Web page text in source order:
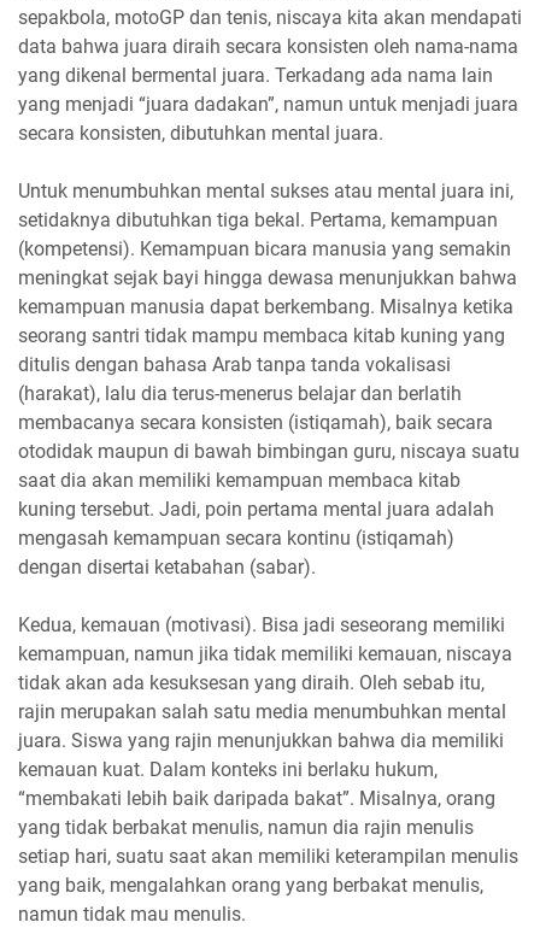
sepakbola, motoGP dan tenis, niscaya kita akan mendapati
data bahwa juara diraih secara konsisten oleh nama-nama
yang dikenal bermental juara. Terkadang ada nama lain
yang menjadi “juara dadakan”, namun untuk menjadi juara
secara konsisten, dibutuhkan mental juara.
Untuk menumbuhkan mental sukses atau mental juara ini,
setidaknya dibutuhkan tiga bekal. Pertama, kemampuan
(kompetensi). Kemampuan bicara manusia yang semakin
meningkat sejak bayi hingga dewasa menunjukkan bahwa
kemampuan manusia dapat berkembang. Misalnya ketika
seorang santri tidak mampu membaca kitab kuning yang
ditulis dengan bahasa Arab tanpa tanda vokalisasi
(harakat), lalu dia terus-menerus belajar dan berlatih
membacanya secara konsisten (istiqamah), baik secara
otodidak maupun di bawah bimbingan guru, niscaya suatu
saat dia akan memiliki kemampuan membaca kitab
kuning tersebut. Jadi, poin pertama mental juara adalah
mengasah kemampuan secara kontinu (istiqamah)
dengan disertai ketabahan (sabar).
Kedua, kemauan (motivasi). Bisa jadi seseorang memiliki
kemampuan, namun jika tidak memiliki kemauan, niscaya
tidak akan ada kesuksesan yang diraih. Oleh sebab itu,
rajin merupakan salah satu media menumbuhkan mental
juara. Siswa yang rajin menunjukkan bahwa dia memiliki
kemauan kuat. Dalam konteks ini berlaku hukum,
“membakati lebih baik daripada bakat”. Misalnya, orang
yang tidak berbakat menulis, namun dia rajin menulis
setiap hari, suatu saat akan memiliki keterampilan menulis
yang baik, mengalahkan orang yang berbakat menulis,
namun tidak mau menulis.